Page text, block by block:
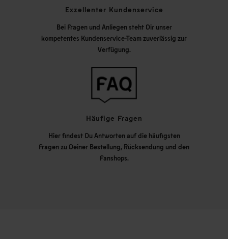
Exzellenter Kundenservice
Bei Fragen und Anliegen steht Dir unser
kompetentes Kundenservice-Team zuverlässig zur
Verfügung.
Häufige Fragen
Hier findest Du Antworten auf die häufigsten
Fragen zu Deiner Bestellung, Rücksendung und den
Fanshops.